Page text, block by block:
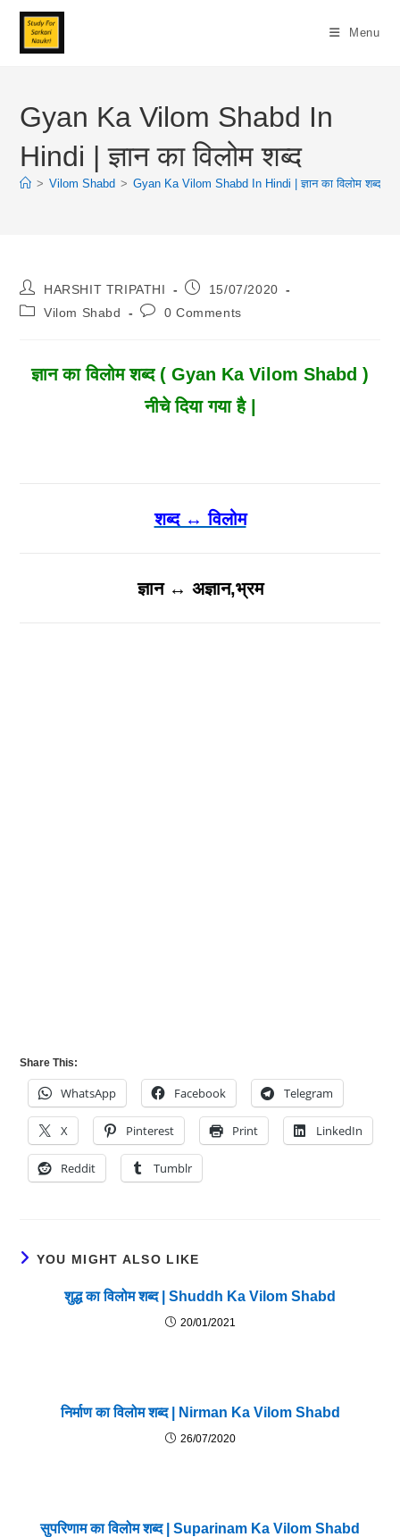
Skip
Content
Menu
Gyan Ka Vilom Shabd In
Hindi | ज्ञान का विलोम शब्द
> Vilom Shabd > Gyan Ka Vilom Shabd In Hindi | ज्ञान का विलोम शब्द
Post
Author:
HARSHIT TRIPATHI
Post15/07/2020
PostVilom Shabd
Post0 Comments
ज्ञानका विलोम शब्द ( Gyan Ka Vilom Shabd )
नीचे दिया गया है |
शब्द ↔ विलोम
ज्ञान ↔ अज्ञान,भ्रम
Share This:
WhatsApp Facebook Telegram
X Pinterest Print LinkedIn
Reddit Tumblr
YOU MIGHT ALSO LIKE
शुद्ध का विलोम शब्द | Shuddh Ka Vilom Shabd
20/01/2021
निर्माण का विलोम शब्द | Nirman Ka Vilom Shabd
26/07/2020
सुपरिणाम का विलोम शब्द | Suparinam Ka Vilom Shabd